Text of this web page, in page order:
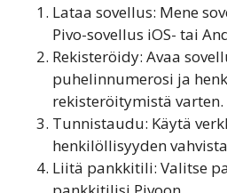
Lataa sovellus: Mene
Pivo-sovellus iOS- tai
Rekisteröidy: Avaa
puhelinnumerosi ja
rekisteröitymistä varten.
Tunnistaudu: Käytä
henkilöllisyyden
Liitä pankkitili: Valitse